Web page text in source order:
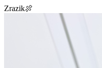
Zrazik🍖